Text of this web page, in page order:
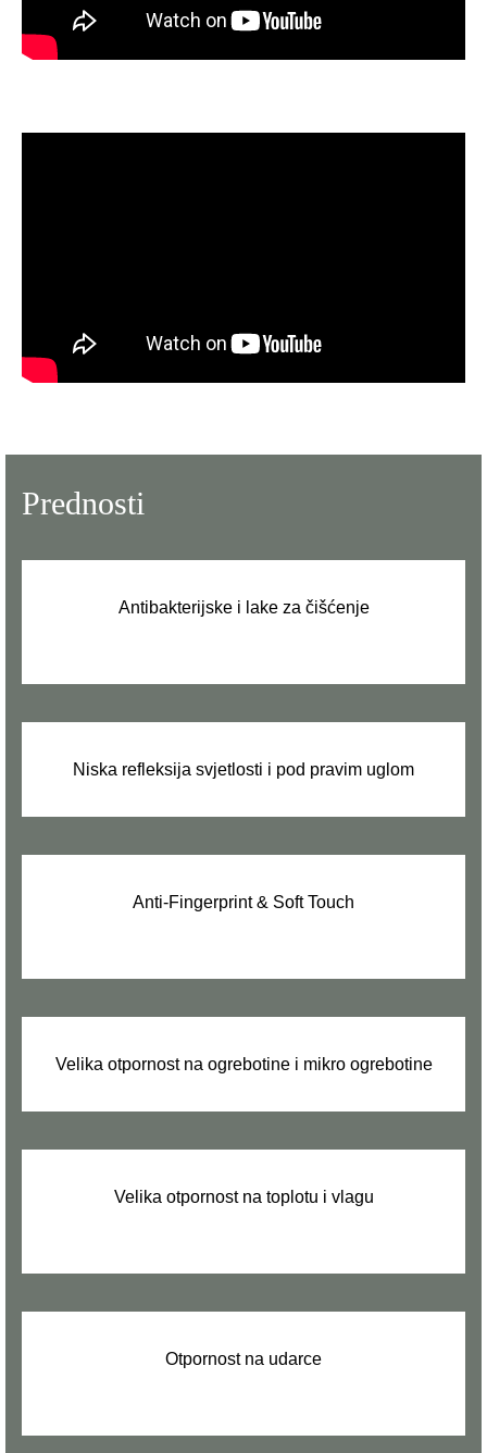
Prednosti
Antibakterijske i lake za čišćenje
Niska refleksija svjetlosti i pod pravim uglom
Anti-Fingerprint & Soft Touch
Velika otpornost na ogrebotine i mikro ogrebotine
Velika otpornost na toplotu i vlagu
Otpornost na udarce